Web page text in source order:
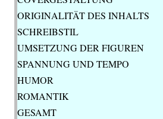
ORIGINALITÄT DES INHALTS
SCHREIBSTIL
UMSETZUNG DER FIGUREN
SPANNUNG UND TEMPO
HUMOR
ROMANTIK
GESAMT